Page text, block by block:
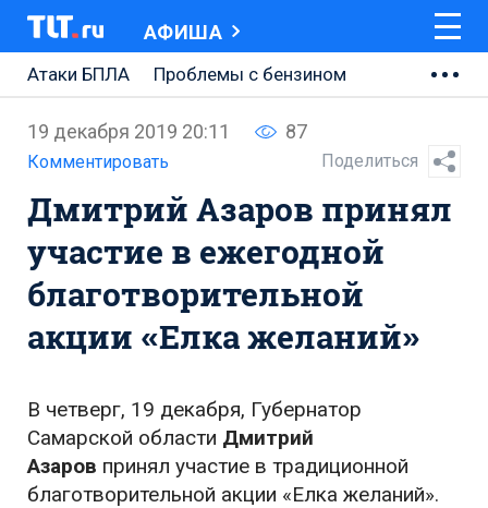
АФИША
Атаки БПЛА
Проблемы с бензином
АВТОВАЗ
Ремонт Центральной площади
Ремонт Обводного шоссе
Набережная Тольятти
Неделя Тольятти
19 декабря 2019 20:11 87
Комментировать Поделиться
Дмитрий Азаров принял
участие в ежегодной
благотворительной
акции «Елка желаний»
В четверг, 19 декабря, Губернатор
Самарской области Дмитрий
Азаров принял участие в традиционной
благотворительной акции «Елка желаний».